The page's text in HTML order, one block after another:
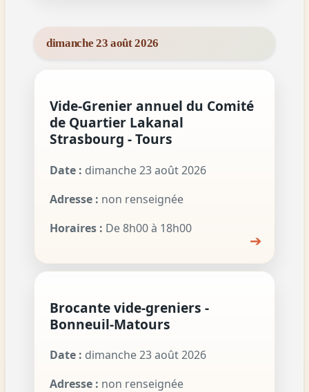
dimanche 23 août 2026
Vide-Grenier annuel du Comité
de Quartier Lakanal
Strasbourg - Tours
Date : dimanche 23 août 2026
Adresse : non renseignée
Horaires : De 8h00 à 18h00
➔
Brocante vide-greniers -
Bonneuil-Matours
Date : dimanche 23 août 2026
Adresse : non renseignée